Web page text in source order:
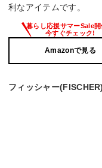
利なアイテムです。
Amazonで見る
フィッシャー